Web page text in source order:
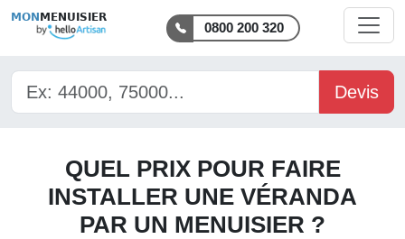
MON MENUISIER
0800 200 320
Devis
QUEL PRIX POUR FAIRE
INSTALLER UNE VÉRANDA
PAR UN MENUISIER ?